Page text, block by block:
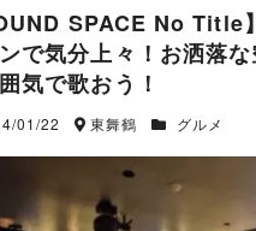
SPACE No Title
で気分上々！お洒落
気で歌おう！
01/22 東舞鶴 グルメ